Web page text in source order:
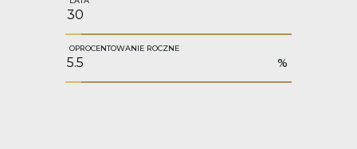
OPROCENTOWANIE ROCZNE
%